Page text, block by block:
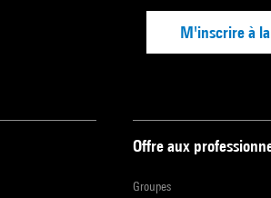
M'inscrire à
Offre aux
Groupes